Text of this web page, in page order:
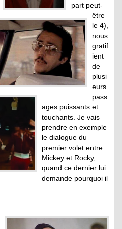
part peut-
être
le 4),
nous
gratif
ient
de
plusi
eurs
pass
ages puissants et
touchants. Je vais
prendre en exemple
le dialogue du
premier volet entre
Mickey et Rocky,
quand ce dernier lui
demande pourquoi il